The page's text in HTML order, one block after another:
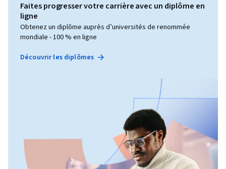
Faites progresser votre carrière avec un diplôme en
ligne
Obtenez un diplôme auprès d’universités de renommée
mondiale - 100 % en ligne
Découvrir les diplômes